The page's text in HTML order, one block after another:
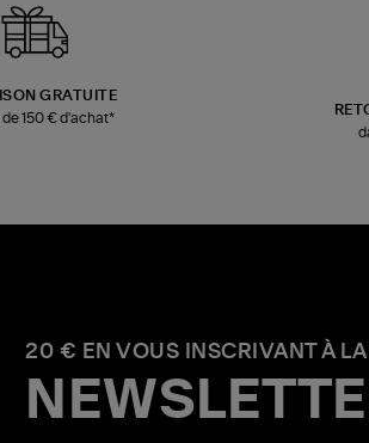
GRATUITE
de 150 € d'achat*
20 € EN VOUS INSCRIVANT À LA